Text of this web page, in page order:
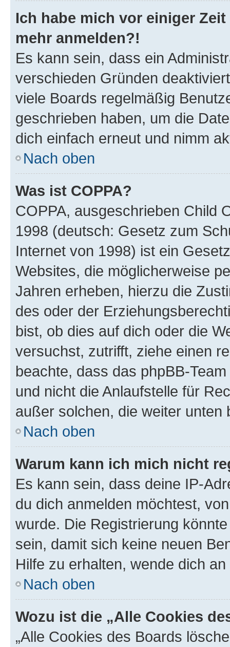
Ich habe mich vor einiger
mehr anmelden?!
Es kann sein, dass ein
verschieden Gründen
viele Boards regelmäßig
geschrieben haben, um die
dich einfach erneut und nimm
Nach oben
Was ist COPPA?
COPPA, ausgeschrieben Child
1998 (deutsch: Gesetz zum
Internet von 1998) ist ein
Websites, die möglicherweise
Jahren erheben, hierzu die
des oder der
bist, ob dies auf dich oder die
versuchst, zutrifft, ziehe einen
beachte, dass das phpBB-
und nicht die Anlaufstelle für
außer solchen, die weiter unten
Nach oben
Warum kann ich mich nicht
Es kann sein, dass deine IP-
du dich anmelden möchtest,
wurde. Die Registrierung
sein, damit sich keine neuen
Hilfe zu erhalten, wende dich
Nach oben
Wozu ist die „Alle Cookies
„Alle Cookies des Boards